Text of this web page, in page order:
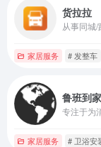
货拉拉
家居服务 # 发整车
鲁班到家
家居服务 # 卫浴安